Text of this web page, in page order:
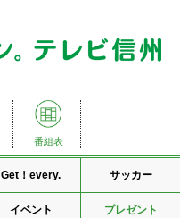
番組表
Get！every. サッカー
イベント プレゼント